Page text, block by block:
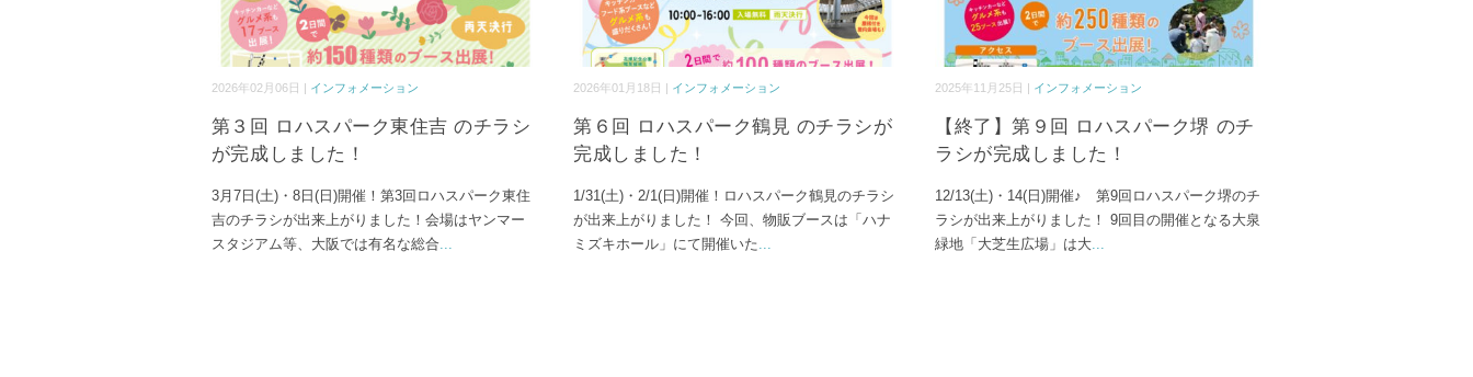
2026年02月06日 | インフォメーション
第３回 ロハスパーク東住吉 のチラシ
が完成しました！
3月7日(土)・8日(日)開催！第3回ロハスパーク東住
吉のチラシが出来上がりました！会場はヤンマー
スタジアム等、大阪では有名な総合...
2026年01月18日 | インフォメーション
第６回 ロハスパーク鶴見 のチラシが
完成しました！
1/31(土)・2/1(日)開催！ロハスパーク鶴見のチラシ
が出来上がりました！ 今回、物販ブースは「ハナ
ミズキホール」にて開催いた...
2025年11月25日 | インフォメーション
【終了】第９回 ロハスパーク堺 のチ
ラシが完成しました！
12/13(土)・14(日)開催♪ 第9回ロハスパーク堺のチ
ラシが出来上がりました！ 9回目の開催となる大泉
緑地「大芝生広場」は大...